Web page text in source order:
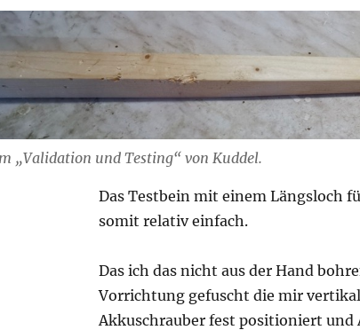
„Validation und Testing“ von Kuddel.
Das Testbein mit einem Längsloch
somit relativ einfach.
Das ich das nicht aus der Hand
Vorrichtung gefuscht die mir
Akkuschrauber fest positioniert und